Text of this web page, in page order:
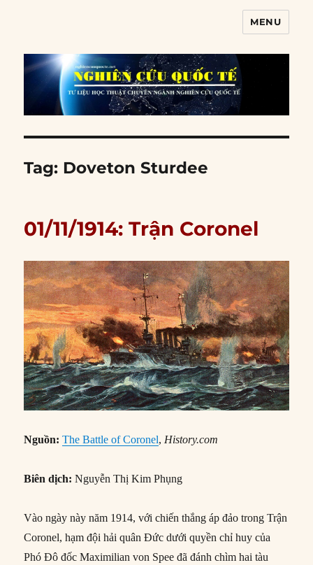
MENU
Tag: Doveton Sturdee
01/11/1914: Trận Coronel
Nguồn:The Battle of Coronel,History.com
Biên dịch: Nguyễn Thị Kim Phụng
Vào ngày này năm 1914, với chiến thắng áp đảo trong Trận
Coronel, hạm đội hải quân Đức dưới quyền chỉ huy của
Phó Đô đốc Maximilian von Spee đã đánh chìm hai tàu